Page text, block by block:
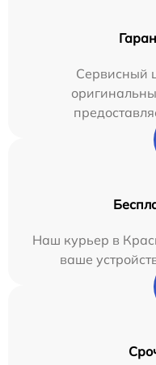
Сервисный
Наш курьер в
ваше